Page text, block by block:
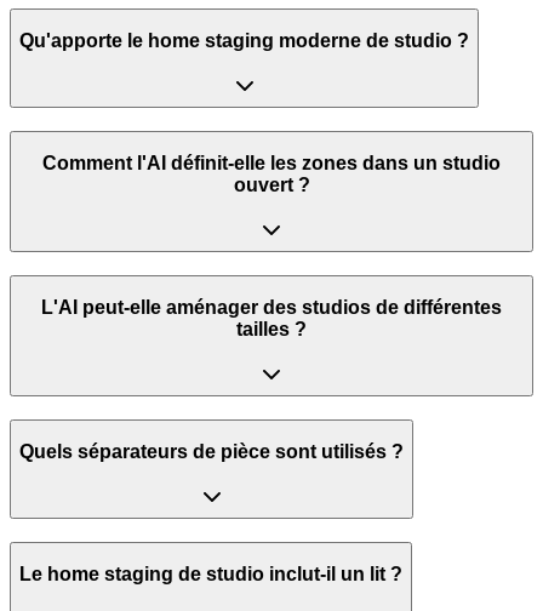
Qu'apporte le home staging moderne de studio ?
Comment l'AI définit-elle les zones dans un studio
ouvert ?
L'AI peut-elle aménager des studios de différentes
tailles ?
Quels séparateurs de pièce sont utilisés ?
Le home staging de studio inclut-il un lit ?